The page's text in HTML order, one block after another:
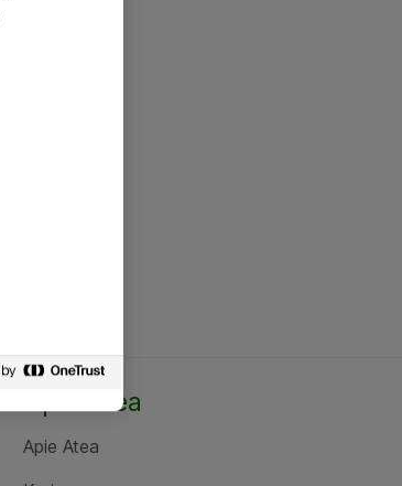
Apie Atea
Apie Atea